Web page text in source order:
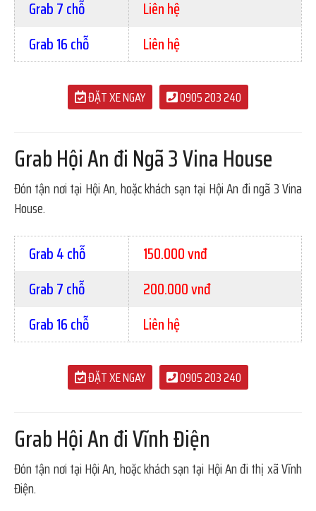
Grab 7 chỗ
Liên hệ
Grab 16 chỗ
Liên hệ
ĐẶT XE NGAY 0905 203 240
Grab Hội An đi Ngã 3 Vina House
Đón tận nơi tại Hội An, hoặc khách sạn tại Hội An đi ngã 3 Vina
House.
Grab 4 chỗ
150.000 vnđ
Grab 7 chỗ
200.000 vnđ
Grab 16 chỗ
Liên hệ
ĐẶT XE NGAY 0905 203 240
Grab Hội An đi Vĩnh Điện
Đón tận nơi tại Hội An, hoặc khách sạn tại Hội An đi thị xã Vĩnh
Điện.